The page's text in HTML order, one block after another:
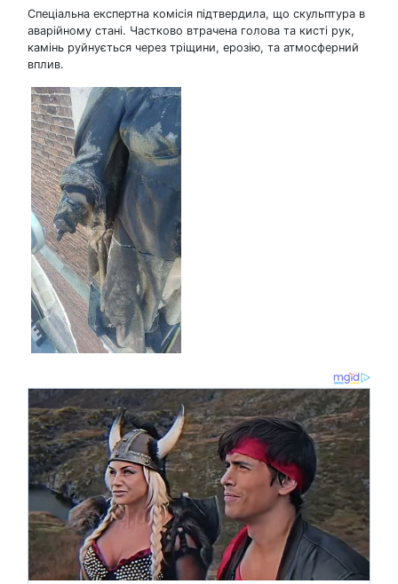
Спеціальна експертна комісія підтвердила, що скульптура в
аварійному стані. Частково втрачена голова та кисті рук,
камінь руйнується через тріщини, ерозію, та атмосферний
вплив.